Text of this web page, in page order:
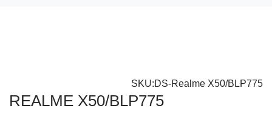
SKU:DS-Realme X50/BLP775
REALME X50/BLP775